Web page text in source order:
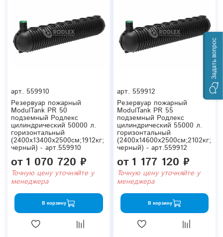
арт. 559910
Резервуар пожарный
ModulTank PR 50
подземный Родлекс
цилиндрический 50000 л.
горизонтальный
(2400x13400x2500см;1912кг;
черный) - арт.559910
от 1 070 720 ₽
Точную цену уточняйте у
менеджера
В корзину
арт. 559912
Резервуар пожарный
ModulTank PR 55
подземный Родлекс
цилиндрический 55000 л.
горизонтальный
(2400x14600x2500см;2102кг;
черный) - арт.559912
от 1 177 120 ₽
Точную цену уточняйте у
менеджера
В корзину
Задать вопрос